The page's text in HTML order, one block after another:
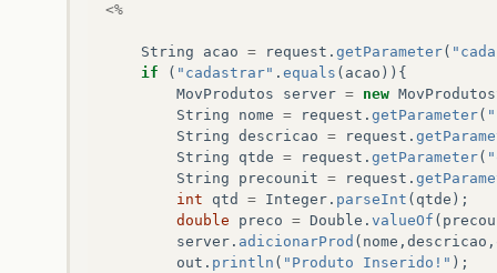
<%
String acao = request . getParameter(
if
( "cadastrar" . equals ( acao )){
MovProdutos
server = new
String
nome = request . getParameter(
String descricao = request .
String
qtde = request . getParameter(
String
precounit = request .
int
qtd = Integer . parseInt ( qtde );
double
preco = Double . valueOf (
server . adicionarProd ( nome , descricao ,
out . println ( "Produto Inserido!" );